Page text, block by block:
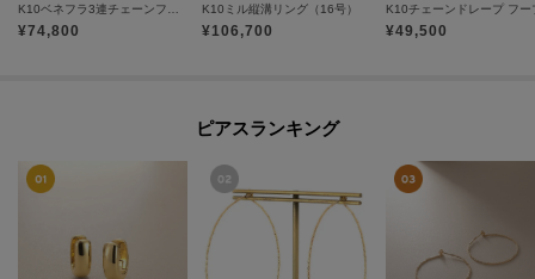
¥74,800
K10ミル縦溝リング（16号）
¥106,700 ¥49,500
ピアスランキング